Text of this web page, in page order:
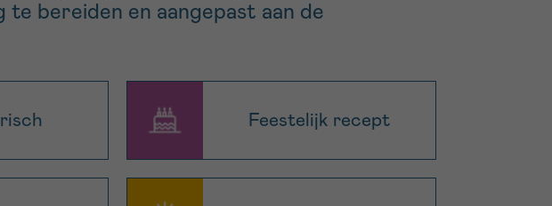
bereiden en aangepast aan de
Feestelijk recept